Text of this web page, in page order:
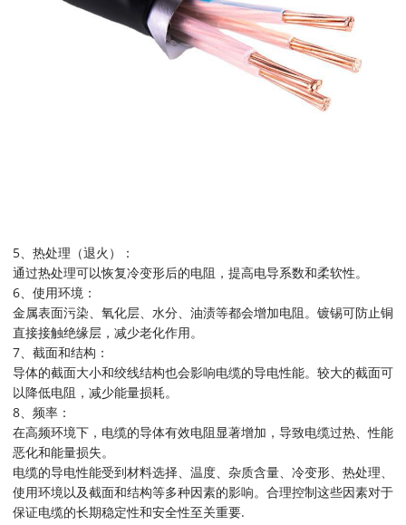
5、热处理（退火）：
通过热处理可以恢复冷变形后的电阻，提高电导系数和柔软性。
6、使用环境：
金属表面污染、氧化层、水分、油渍等都会增加电阻。镀锡可防止铜
直接接触绝缘层，减少老化作用。
7、截面和结构：
导体的截面大小和绞线结构也会影响电缆的导电性能。较大的截面可
以降低电阻，减少能量损耗。
8、频率：
在高频环境下，电缆的导体有效电阻显著增加，导致电缆过热、性能
恶化和能量损失。
电缆的导电性能受到材料选择、温度、杂质含量、冷变形、热处理、
使用环境以及截面和结构等多种因素的影响。合理控制这些因素对于
保证电缆的长期稳定性和安全性至关重要.